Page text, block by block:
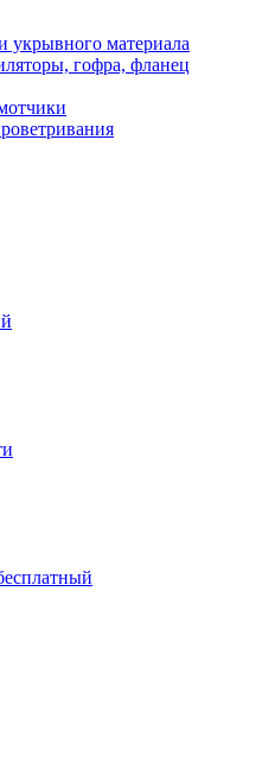
укрывного материала
гофра, фланец